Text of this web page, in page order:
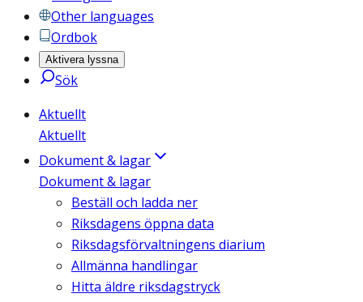
Other languages
Ordbok
Aktivera lyssna
Sök
Aktuellt
Aktuellt
Dokument & lagar
Dokument & lagar
Beställ och ladda ner
Riksdagens öppna data
Riksdagsförvaltningens diarium
Allmänna handlingar
Hitta äldre riksdagstryck